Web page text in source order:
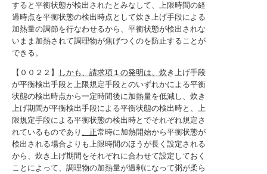
すると平衡状態が検出されたとみなして、上限時間の経
過時点を平衡状態の検出時点として炊き上げ手段による
加熱量の調節を行なわせるから、平衡状態が検出されな
いまま加熱されて調理物が焦げつくのを防止することが
できる。
【００２２】 しかも、請求項１の発明は、炊 き上げ手段
が平衡検出手段と上限規定手段とのいずれかによる平衡
状態の検出時点から一定時間後に加熱量を低減し、炊き
上げ期間が平衡検出手段による平衡状態の検出時と、上
限規定手段による平衡状態の検出時とでそれぞれ規定さ
れているものであり 、正常時に加熱開始から平衡状態が
検出される場合よりも上限時間のほうが長く設定される
から、炊き上げ期間をそれぞれに合わせて設定しておく
ことによって、調理物の加熱量が過剰になって粥が柔ら